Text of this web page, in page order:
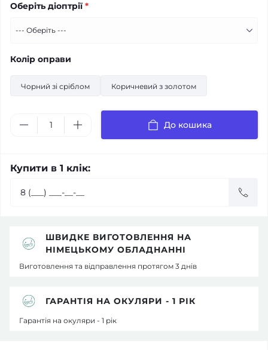
Оберіть діоптрії*
Колір оправи
Чорний зі сріблом Коричневий з золотом
До кошика
Купити в 1 клік:
ШВИДКЕ ВИГОТОВЛЕННЯ НА
НІМЕЦЬКОМУ ОБЛАДНАННІ
Виготовлення та відправлення протягом 3 днів
ГАРАНТІЯ НА ОКУЛЯРИ - 1 РІК
Гарантія на окуляри - 1 рік